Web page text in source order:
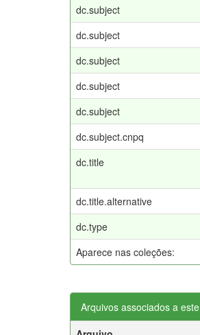
dc.subject
dc.subject
dc.subject
dc.subject
dc.subject
dc.subject.cnpq
dc.title
dc.title.alternative
dc.type
Aparece nas coleções:
Arquivos associados a